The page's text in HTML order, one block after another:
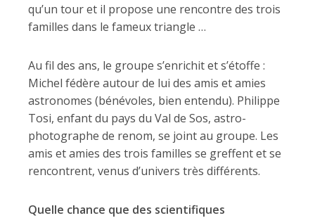
qu’un tour et il propose une rencontre des trois
familles dans le fameux triangle …
Au fil des ans, le groupe s’enrichit et s’étoffe :
Michel fédère autour de lui des amis et amies
astronomes (bénévoles, bien entendu). Philippe
Tosi, enfant du pays du Val de Sos, astro-
photographe de renom, se joint au groupe. Les
amis et amies des trois familles se greffent et se
rencontrent, venus d’univers très différents.
Quelle chance que des scientifiques